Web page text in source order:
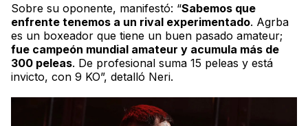
Sobre su oponente, manifestó: “Sabemos que
enfrente tenemos a un rival experimentado. Agrba
es un boxeador que tiene un buen pasado amateur;
fue campeón mundial amateur y acumula más de
300 peleas. De profesional suma 15 peleas y está
invicto, con 9 KO”, detalló Neri.